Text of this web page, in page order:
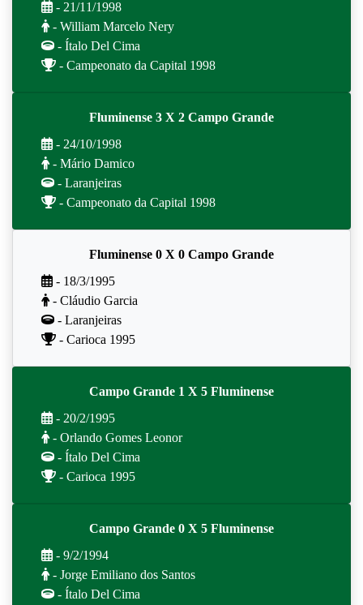
- 21/11/1998
- William Marcelo Nery
- Ítalo Del Cima
- Campeonato da Capital 1998
Fluminense 3 X 2 Campo Grande
- 24/10/1998
- Mário Damico
- Laranjeiras
- Campeonato da Capital 1998
Fluminense 0 X 0 Campo Grande
- 18/3/1995
- Cláudio Garcia
- Laranjeiras
- Carioca 1995
Campo Grande 1 X 5 Fluminense
- 20/2/1995
- Orlando Gomes Leonor
- Ítalo Del Cima
- Carioca 1995
Campo Grande 0 X 5 Fluminense
- 9/2/1994
- Jorge Emiliano dos Santos
- Ítalo Del Cima